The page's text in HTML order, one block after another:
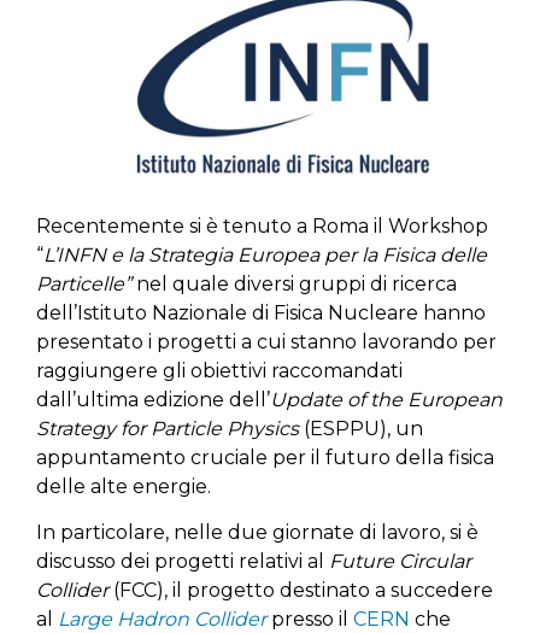
Recentemente si è tenuto a Roma il Workshop
“L’INFN e la Strategia Europea per la Fisica delle
Particelle”nel quale diversi gruppi di ricerca
dell’Istituto Nazionale di Fisica Nucleare hanno
presentato i progetti a cui stanno lavorando per
raggiungere gli obiettivi raccomandati
dall’ultima edizione dell’Update of the European
Strategy for Particle Physics(ESPPU), un
appuntamento cruciale per il futuro della fisica
delle alte energie.
In particolare, nelle due giornate di lavoro, si è
discusso dei progetti relativi al
Future Circular
Collider(FCC), il progetto destinato a succedere
al
Large Hadron Collider presso il CERN che